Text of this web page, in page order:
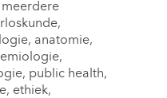
anatomie,
public health,
ethiek,